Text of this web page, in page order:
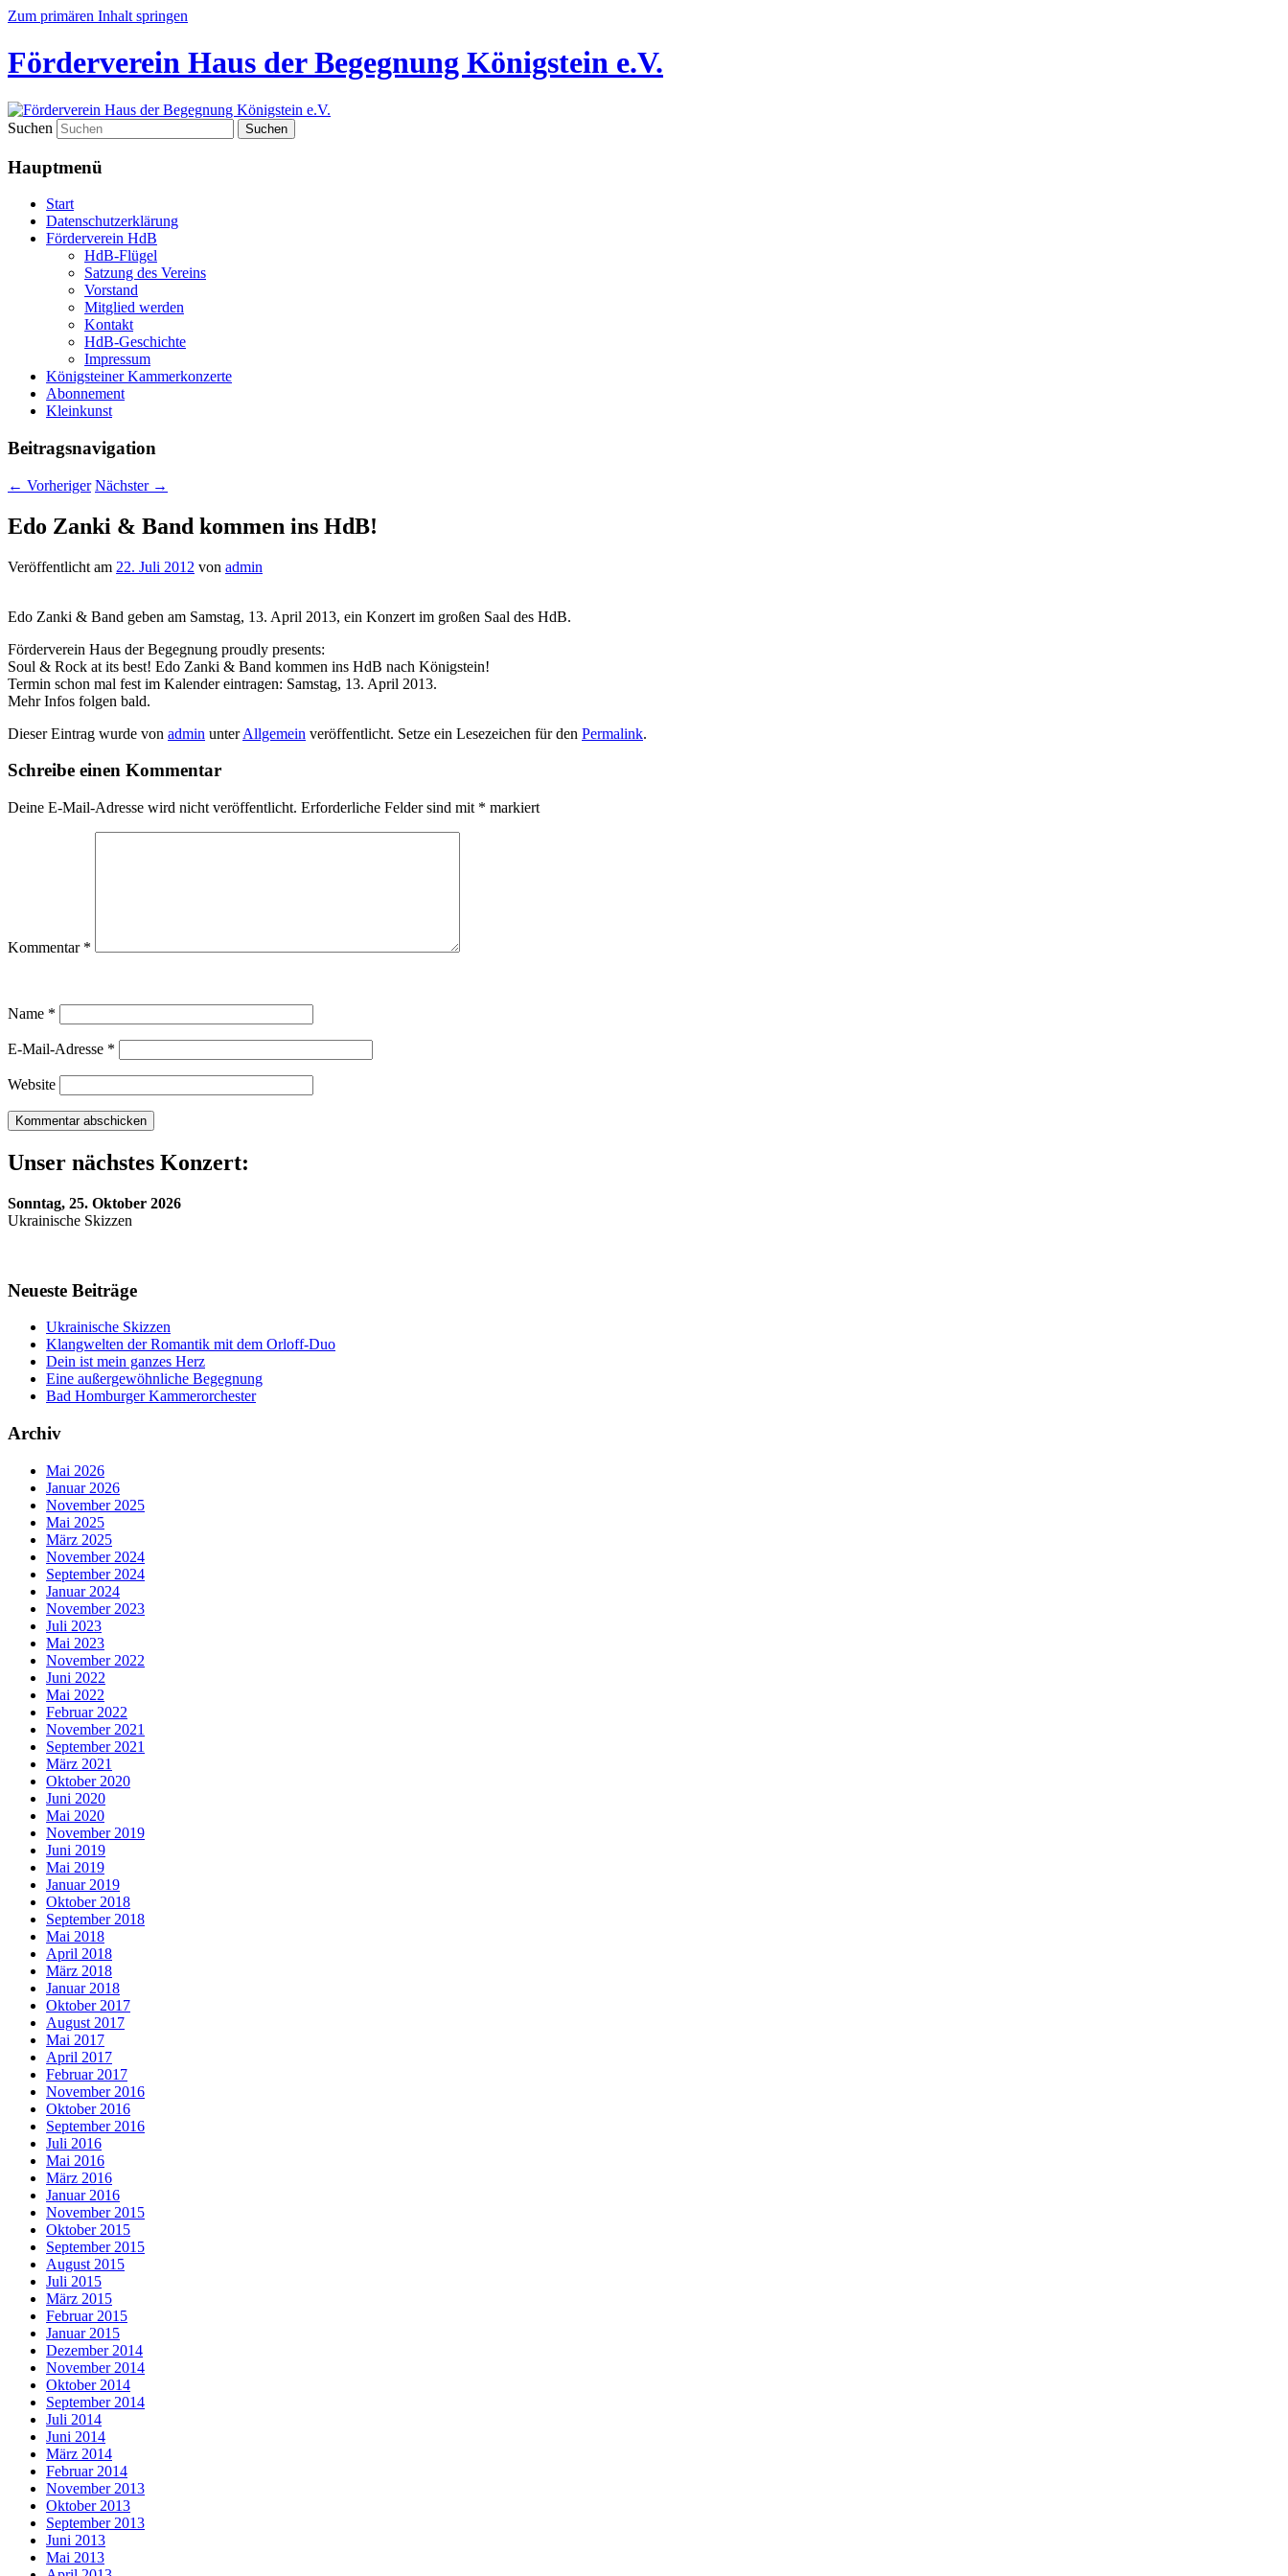
Zum primären Inhalt springen
Förderverein Haus der Begegnung Königstein e.V.
Suchen
Hauptmenü
Start
Datenschutzerklärung
Förderverein HdB
HdB-Flügel
Satzung des Vereins
Vorstand
Mitglied werden
Kontakt
HdB-Geschichte
Impressum
Königsteiner Kammerkonzerte
Abonnement
Kleinkunst
Beitragsnavigation
← Vorheriger Nächster →
Edo Zanki & Band kommen ins HdB!
Veröffentlicht am 22. Juli 2012 von admin
Edo Zanki & Band geben am Samstag, 13. April 2013, ein Konzert im großen Saal des HdB.
Förderverein Haus der Begegnung proudly presents:
Soul & Rock at its best! Edo Zanki & Band kommen ins HdB nach Königstein!
Termin schon mal fest im Kalender eintragen: Samstag, 13. April 2013.
Mehr Infos folgen bald.
Dieser Eintrag wurde von admin unterAllgemein veröffentlicht. Setze ein Lesezeichen für den Permalink.
Schreibe einen Kommentar
Deine E-Mail-Adresse wird nicht veröffentlicht. Erforderliche Felder sind mit * markiert
Kommentar *
Name *
E-Mail-Adresse *
Website
Unser nächstes Konzert:
Sonntag, 25. Oktober 2026
Ukrainische Skizzen
Neueste Beiträge
Ukrainische Skizzen
Klangwelten der Romantik mit dem Orloff-Duo
Dein ist mein ganzes Herz
Eine außergewöhnliche Begegnung
Bad Homburger Kammerorchester
Archiv
Mai 2026
Januar 2026
November 2025
Mai 2025
März 2025
November 2024
September 2024
Januar 2024
November 2023
Juli 2023
Mai 2023
November 2022
Juni 2022
Mai 2022
Februar 2022
November 2021
September 2021
März 2021
Oktober 2020
Juni 2020
Mai 2020
November 2019
Juni 2019
Mai 2019
Januar 2019
Oktober 2018
September 2018
Mai 2018
April 2018
März 2018
Januar 2018
Oktober 2017
August 2017
Mai 2017
April 2017
Februar 2017
November 2016
Oktober 2016
September 2016
Juli 2016
Mai 2016
März 2016
Januar 2016
November 2015
Oktober 2015
September 2015
August 2015
Juli 2015
März 2015
Februar 2015
Januar 2015
Dezember 2014
November 2014
Oktober 2014
September 2014
Juli 2014
Juni 2014
März 2014
Februar 2014
November 2013
Oktober 2013
September 2013
Juni 2013
Mai 2013